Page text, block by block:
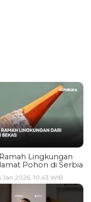
Lingkungan
Pohon di Serbia
Jan 2026, 10:43 WIB